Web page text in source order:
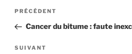
Navigation
l’article
Article
précédent
PRÉCÉDENT
Cancer du bitume : faute
Article
SUIVANT